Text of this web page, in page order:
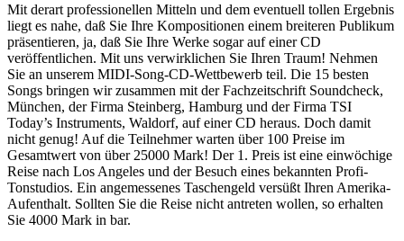
Mit derart professionellen Mitteln und dem eventuell tollen Ergebnis
liegt es nahe, daß Sie Ihre Kompositionen einem breiteren Publikum
präsentieren, ja, daß Sie Ihre Werke sogar auf einer CD
veröffentlichen. Mit uns verwirklichen Sie Ihren Traum! Nehmen
Sie an unserem MIDI-Song-CD-Wettbewerb teil. Die 15 besten
Songs bringen wir zusammen mit der Fachzeitschrift Soundcheck,
München, der Firma Steinberg, Hamburg und der Firma TSI
Today’s Instruments, Waldorf, auf einer CD heraus. Doch damit
nicht genug! Auf die Teilnehmer warten über 100 Preise im
Gesamtwert von über 25000 Mark! Der 1. Preis ist eine einwöchige
Reise nach Los Angeles und der Besuch eines bekannten Profi-
Tonstudios. Ein angemessenes Taschengeld versüßt Ihren Amerika-
Aufenthalt. Sollten Sie die Reise nicht antreten wollen, so erhalten
Sie 4000 Mark in bar.